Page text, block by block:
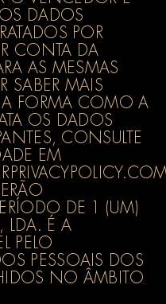
DADOS
POR
CONTA DA
AS MESMAS
SABER MAIS
A FORMA COMO A
OS DADOS
CONSULTE
EM
DE 1 (UM)
LDA. É A
PELO
PESSOAIS DOS
NO ÂMBITO